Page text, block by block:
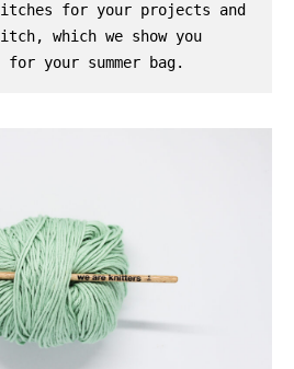
for your projects and
which we show you
your summer bag.